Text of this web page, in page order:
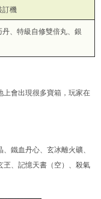
訂機
、特級自修雙倍丸、銀
上會出現很多寶箱，玩家在
鐵血丹心、玄冰離火礦、
玊、記憶天書（空）、殺氣